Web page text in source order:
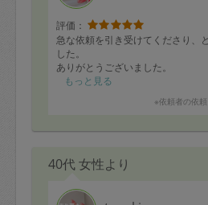
評価：
急な依頼を引き受けてくださり、
した。
ありがとうございました。
もっと見る
※依頼者の依
40代 女性より